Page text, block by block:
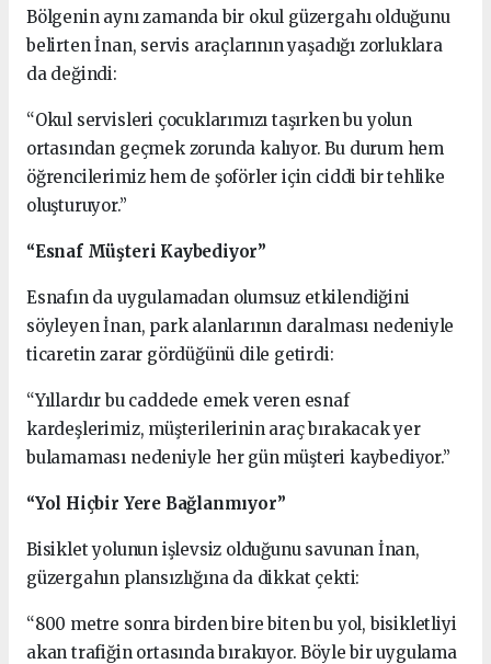
Bölgenin aynı zamanda bir okul güzergahı olduğunu
belirten İnan, servis araçlarının yaşadığı zorluklara
da değindi:
“Okul servisleri çocuklarımızı taşırken bu yolun
ortasından geçmek zorunda kalıyor. Bu durum hem
öğrencilerimiz hem de şoförler için ciddi bir tehlike
oluşturuyor.”
“Esnaf Müşteri Kaybediyor”
Esnafın da uygulamadan olumsuz etkilendiğini
söyleyen İnan, park alanlarının daralması nedeniyle
ticaretin zarar gördüğünü dile getirdi:
“Yıllardır bu caddede emek veren esnaf
kardeşlerimiz, müşterilerinin araç bırakacak yer
bulamaması nedeniyle her gün müşteri kaybediyor.”
“Yol Hiçbir Yere Bağlanmıyor”
Bisiklet yolunun işlevsiz olduğunu savunan İnan,
güzergahın plansızlığına da dikkat çekti:
“800 metre sonra birden bire biten bu yol, bisikletliyi
akan trafiğin ortasında bırakıyor. Böyle bir uygulama